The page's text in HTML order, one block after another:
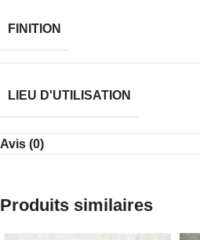
FINITION
LIEU D'UTILISATION
Avis (0)
Produits similaires